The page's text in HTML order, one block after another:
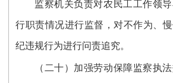
监察机关负责对农民工工作领
行职责情况进行监督，对不作为、
纪违规行为进行问责追究。
（二十）加强劳动保障监察执